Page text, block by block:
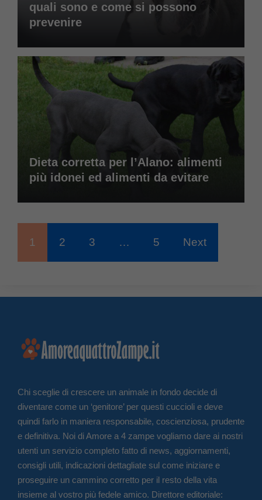
quali sono e come si possono
prevenire
Dieta corretta per l’Alano: alimenti
più idonei ed alimenti da evitare
1 2 3 … 5 Next
Chi sceglie di crescere un animale in fondo decide di
diventare come un ‘genitore’ per questi cuccioli e deve
quindi farlo in maniera responsabile, coscienziosa, prudente
e definitiva. Noi di Amore a 4 zampe vogliamo dare ai nostri
utenti un servizio completo fatto di news, aggiornamenti,
consigli utili, indicazioni dettagliate sul come iniziare e
proseguire un cammino corretto per il resto della vita
insieme al vostro più fedele amico. Direttore editoriale: